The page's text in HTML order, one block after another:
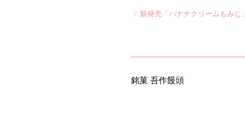
新発売「バナナクリームもみじ」
銘菓 吾作饅頭